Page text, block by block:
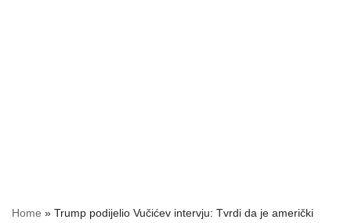
Home » Trump podijelio Vučićev intervju: Tvrdi da je američki